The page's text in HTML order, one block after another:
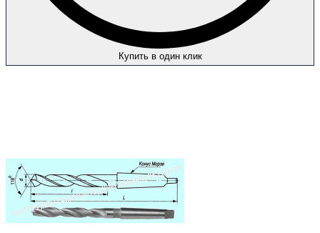
Купить в один клик